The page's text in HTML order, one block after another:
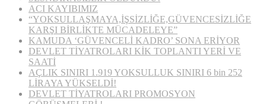
ACI KAYIBIMIZ
“YOKSULLAŞMAYA,İŞSİZLİĞE,GÜVENCESİZLİĞE
KARŞI BİRLİKTE MÜCADELEYE”
KAMUDA ‘GÜVENCELİ KADRO’ SONA ERİYOR
DEVLET TİYATROLARI KİK TOPLANTI YERİ VE
SAATİ
AÇLIK SINIRI 1.919 YOKSULLUK SINIRI 6 bin 252
LİRAYA YÜKSELDİ!
DEVLET TİYATROLARI PROMOSYON